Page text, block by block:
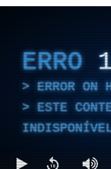
ERRO
ERROR ON
ESTE